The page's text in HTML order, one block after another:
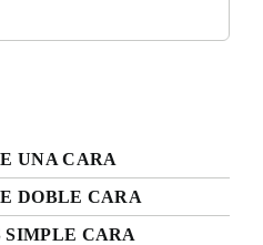
UNA CARA
DOBLE CARA
SIMPLE CARA